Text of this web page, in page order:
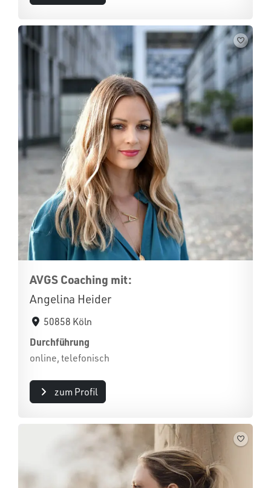
AVGS Coaching mit:
Angelina Heider
50858 Köln
Durchführung
online, telefonisch
zum Profil